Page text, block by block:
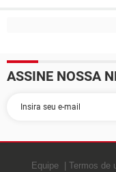
ASSINE NOSSA
Equipe Termos de